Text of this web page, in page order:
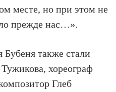
месте, но при этом не
прежде нас…».
также стали
хореограф
Глеб